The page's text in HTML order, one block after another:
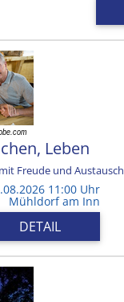
Leben
Freude und Austausch
11:00 Uhr
Mühldorf am Inn
DETAIL